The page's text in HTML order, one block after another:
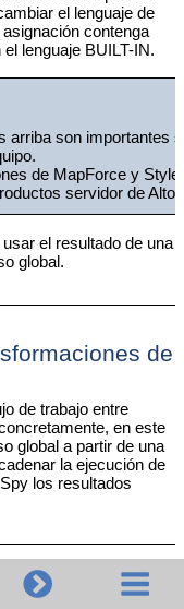
el lenguaje de
contenga
lenguaje BUILT-IN.
arriba son importantes
de MapForce y
servidor de
el resultado de una
global.
de
de trabajo entre
en este
global a partir de una
la ejecución de
los resultados